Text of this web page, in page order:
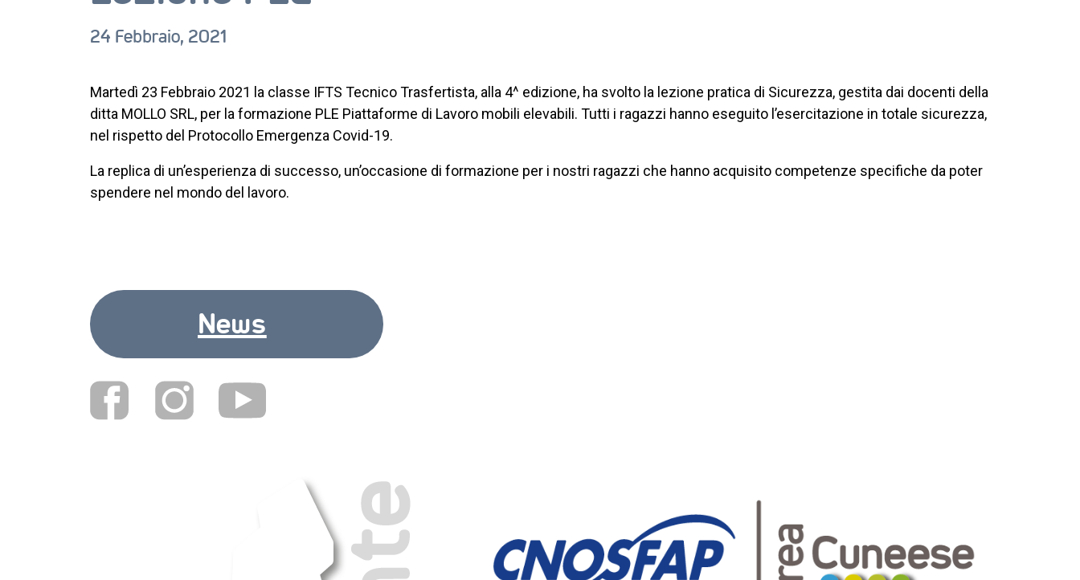
24 Febbraio, 2021
Martedì 23 Febbraio 2021 la classe IFTS Tecnico Trasfertista, alla 4^ edizione, ha svolto la lezione pratica di Sicurezza, gestita dai docenti della
ditta MOLLO SRL, per la formazione PLE Piattaforme di Lavoro mobili elevabili. Tutti i ragazzi hanno eseguito l’esercitazione in totale sicurezza,
nel rispetto del Protocollo Emergenza Covid-19.
La replica di un’esperienza di successo, un’occasione di formazione per i nostri ragazzi che hanno acquisito competenze specifiche da poter
spendere nel mondo del lavoro.
News